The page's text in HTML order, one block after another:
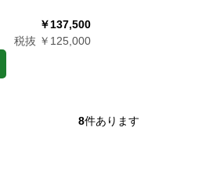
￥137,500
税抜 ￥125,000
8件あります